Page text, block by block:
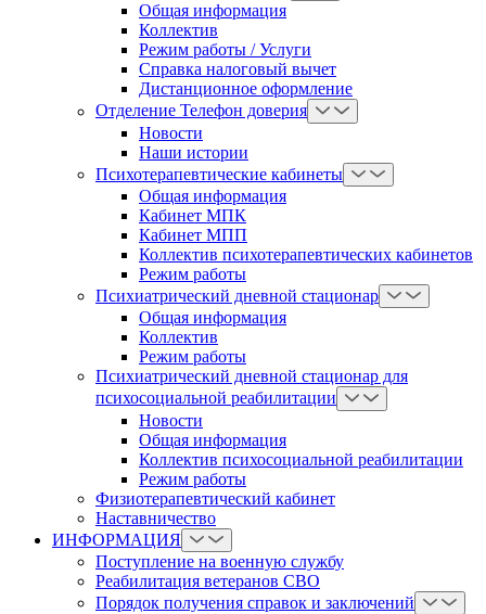
Общая информация
Коллектив
Режим работы / Услуги
Справка налоговый вычет
Дистанционное оформление
Отделение Телефон доверия
Новости
Наши истории
Психотерапевтические кабинеты
Общая информация
Кабинет МПК
Кабинет МПП
Коллектив психотерапевтических кабинетов
Режим работы
Психиатрический дневной стационар
Общая информация
Коллектив
Режим работы
Психиатрический дневной стационар для
психосоциальной реабилитации
Новости
Общая информация
Коллектив психосоциальной реабилитации
Режим работы
Физиотерапевтический кабинет
Наставничество
ИНФОРМАЦИЯ
Поступление на военную службу
Реабилитация ветеранов СВО
Порядок получения справок и заключений